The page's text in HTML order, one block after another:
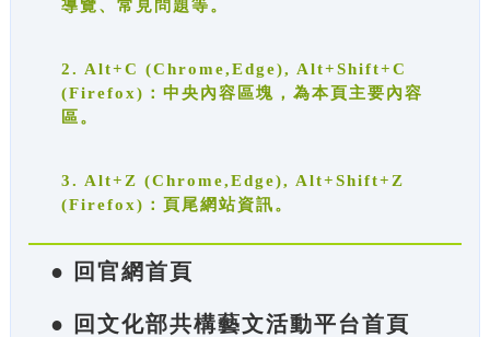
導覽、常見問題等。
2. Alt+C (Chrome,Edge), Alt+Shift+C
(Firefox)：中央內容區塊，為本頁主要內容
區。
3. Alt+Z (Chrome,Edge), Alt+Shift+Z
(Firefox)：頁尾網站資訊。
● 回官網首頁
● 回文化部共構藝文活動平台首頁